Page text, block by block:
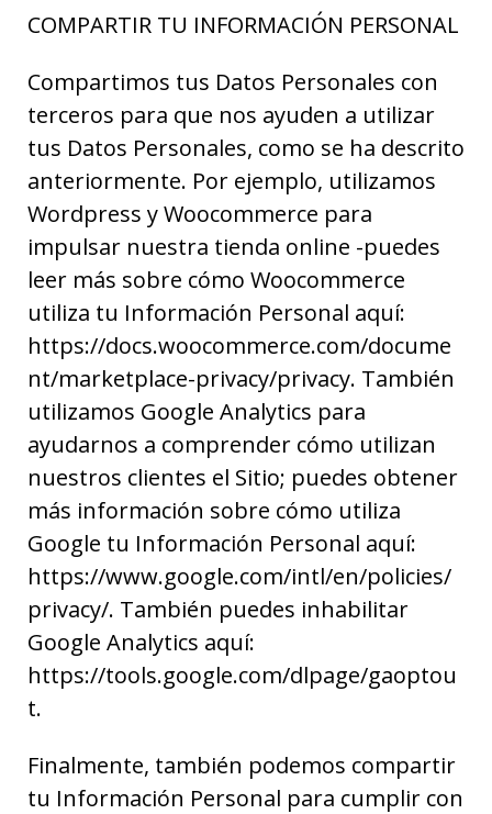
COMPARTIR TU INFORMACIÓN PERSONAL
Compartimos tus Datos Personales con
terceros para que nos ayuden a utilizar
tus Datos Personales, como se ha descrito
anteriormente. Por ejemplo, utilizamos
Wordpress y Woocommerce para
impulsar nuestra tienda online -puedes
leer más sobre cómo Woocommerce
utiliza tu Información Personal aquí:
https://docs.woocommerce.com/docume
nt/marketplace-privacy/privacy. También
utilizamos Google Analytics para
ayudarnos a comprender cómo utilizan
nuestros clientes el Sitio; puedes obtener
más información sobre cómo utiliza
Google tu Información Personal aquí:
https://www.google.com/intl/en/policies/
privacy/. También puedes inhabilitar
Google Analytics aquí:
https://tools.google.com/dlpage/gaoptou
t.
Finalmente, también podemos compartir
tu Información Personal para cumplir con